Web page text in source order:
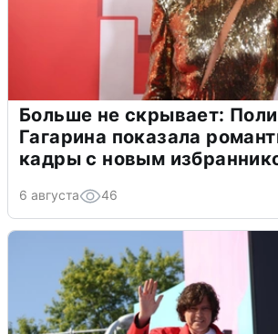
Больше не скрывает:
Гагарина показала
кадры с новым
6 августа 46